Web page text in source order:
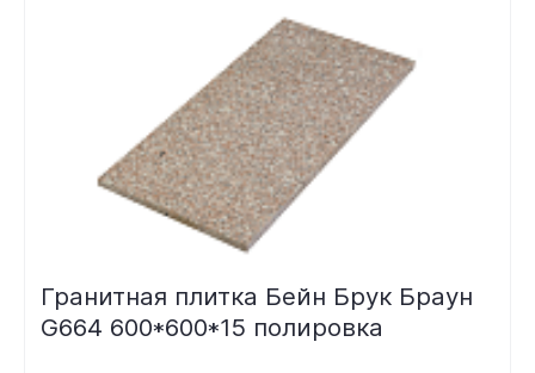
Гранитная плитка Бейн Брук Браун
G664 600*600*15 полировка